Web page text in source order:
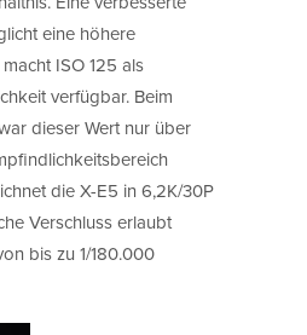
eine höhere
ISO 125 als
verfügbar. Beim
dieser Wert nur über
die X-E5 in 6,2K/30P
Verschluss erlaubt
bis zu 1/180.000